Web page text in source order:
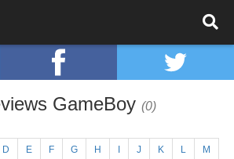
GameBoy (0)
D E F G H J K L M